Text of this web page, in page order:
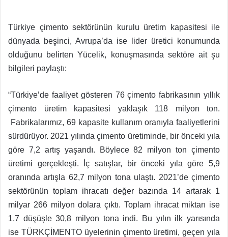
Türkiye çimento sektörünün kurulu üretim kapasitesi ile
dünyada beşinci, Avrupa’da ise lider üretici konumunda
olduğunu belirten Yücelik, konuşmasında sektöre ait şu
bilgileri paylaştı:
“Türkiye’de faaliyet gösteren 76 çimento fabrikasının yıllık
çimento üretim kapasitesi yaklaşık 118 milyon ton.
Fabrikalarımız, 69 kapasite kullanım oranıyla faaliyetlerini
sürdürüyor. 2021 yılında çimento üretiminde, bir önceki yıla
göre 7,2 artış yaşandı. Böylece 82 milyon ton çimento
üretimi gerçekleşti. İç satışlar, bir önceki yıla göre 5,9
oranında artışla 62,7 milyon tona ulaştı. 2021’de çimento
sektörünün toplam ihracatı değer bazında 14 artarak 1
milyar 266 milyon dolara çıktı. Toplam ihracat miktarı ise
1,7 düşüşle 30,8 milyon tona indi. Bu yılın ilk yarısında
ise TÜRKÇİMENTO üyelerinin çimento üretimi, geçen yıla